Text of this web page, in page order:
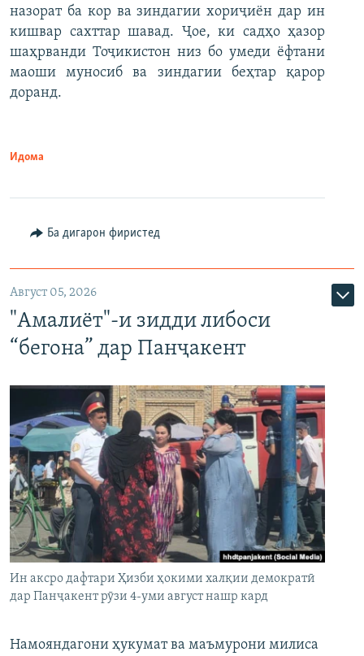
назорат ба кор ва зиндагии хориҷиён дар ин
кишвар сахттар шавад. Ҷое, ки садҳо ҳазор
шаҳрванди Тоҷикистон низ бо умеди ёфтани
маоши муносиб ва зиндагии беҳтар қарор
доранд.
Идома
Ба дигарон фиристед
Август 05, 2026
"Амалиёт"-и зидди либоси
“бегона” дар Панҷакент
Ин аксро дафтари Ҳизби ҳокими халқии демократӣ
дар Панҷакент рӯзи 4-уми август нашр кард
Намояндагони ҳукумат ва маъмурони милиса